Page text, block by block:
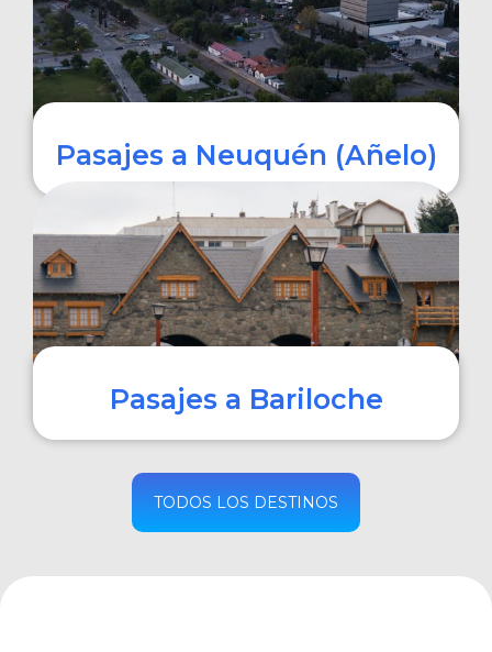
Pasajes a Neuquén (Añelo)
COMPRAR
Pasajes a Bariloche
COMPRAR
TODOS LOS DESTINOS